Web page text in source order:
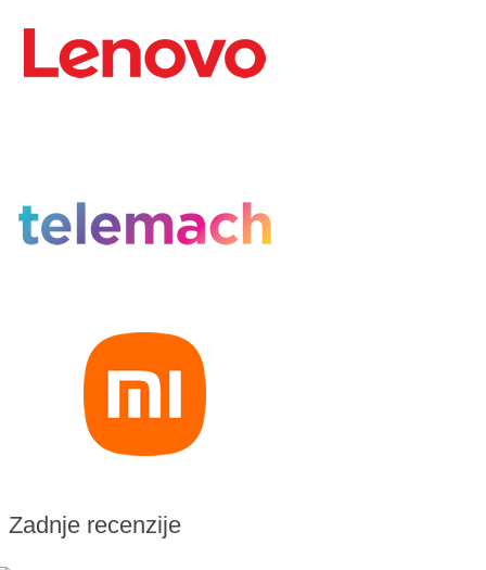
Zadnje recenzije